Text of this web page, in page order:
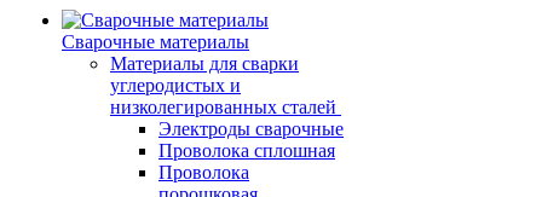
Сварочные материалы
Материалы для сварки
углеродистых и
низколегированных сталей
Электроды сварочные
Проволока сплошная
Проволока